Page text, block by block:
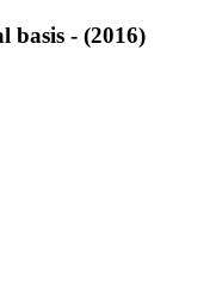
basis - (2016)